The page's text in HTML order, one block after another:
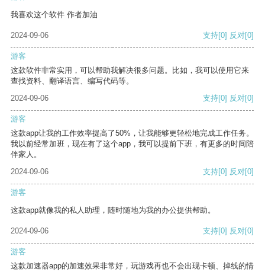
我喜欢这个软件 作者加油
2024-09-06 支持[0] 反对[0]
游客
这款软件非常实用，可以帮助我解决很多问题。比如，我可以使用它来
查找资料、翻译语言、编写代码等。
2024-09-06
支持[0] 反对[0]
游客
这款app让我的工作效率提高了50%，让我能够更轻松地完成工作任务。
我以前经常加班，现在有了这个app，我可以提前下班，有更多的时间陪
伴家人。
2024-09-06
支持[0] 反对[0]
游客
这款app就像我的私人助理，随时随地为我的办公提供帮助。
2024-09-06 支持[0] 反对[0]
游客
这款加速器app的加速效果非常好，玩游戏再也不会出现卡顿、掉线的情